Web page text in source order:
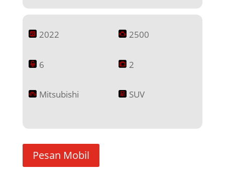
2022 2500
6 2
Mitsubishi SUV
Pesan Mobil